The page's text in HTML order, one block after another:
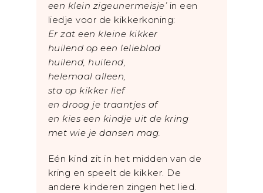
een klein zigeunermeisje’in een
liedje voor de kikkerkoning:
Er zat een kleine kikker
huilend op een lelieblad
huilend, huilend,
helemaal alleen,
sta op kikker lief
en droog je traantjes af
en kies een kindje uit de kring
met wie je dansen mag.
Eén kind zit in het midden van de
kring en speelt de kikker. De
andere kinderen zingen het lied.